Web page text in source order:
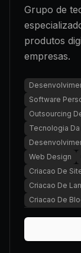
Grupo de
produtos
empresas.
Software
Outsourcing
Tecnologia
Web Design
Criacao De
Criacao De
Criacao De